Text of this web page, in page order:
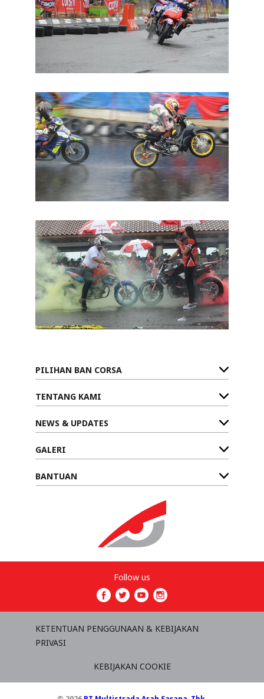
PILIHAN BAN CORSA
TENTANG KAMI
NEWS & UPDATES
GALERI
BANTUAN
Follow us
KETENTUAN PENGGUNAAN & KEBIJAKAN
PRIVASI
KEBIJAKAN COOKIE